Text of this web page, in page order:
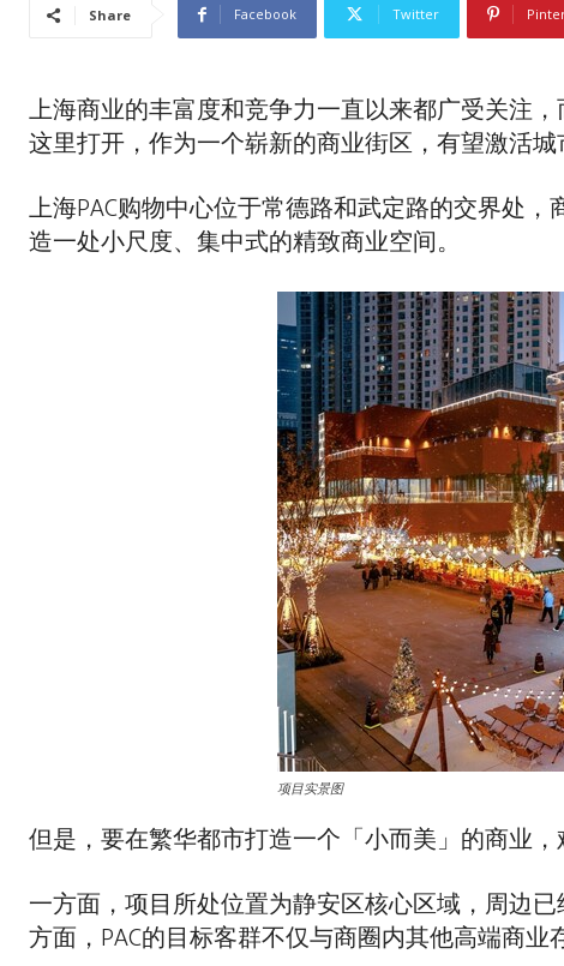
Share Facebook Twitter
上海商业的丰富度和竞争力一直以来都广受关注
这里打开，作为一个崭新的商业街区，有望激活城
上海PAC购物中心位于常德路和武定路的交界处
造一处小尺度、集中式的精致商业空间。
项目实景图
但是，要在繁华都市打造一个「小而美」的商业，
一方面，项目所处位置为静安区核心区域，周边
方面，PAC的目标客群不仅与商圈内其他高端商